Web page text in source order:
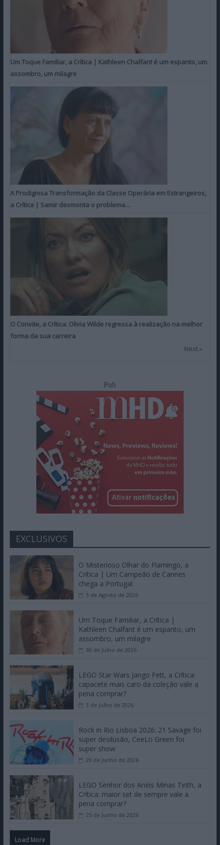
Um Toque Familiar, a Crítica | Kathleen Chalfant é um espanto, um
assombro, um milagre
A Prodigiosa Transformação da Classe Operária em Estrangeiros,
a Crítica | Samir desmonta o problema…
O Convite, a Crítica: Olivia Wilde regressa à realização na melhor
forma da sua carreira
Next »
Pub
EXCLUSIVOS
O Misterioso Olhar do Flamingo, a
Crítica | Um Campeão de Cannes
chega a Portugal
3 de Agosto de 2026
Um Toque Familiar, a Crítica |
Kathleen Chalfant é um espanto, um
assombro, um milagre
30 de Julho de 2026
LEGO Star Wars Jango Fett, a Crítica:
capacete mais caro da coleção vale a
pena comprar?
3 de Julho de 2026
Rock in Rio Lisboa 2026: 21 Savage foi
super desilusão, CeeLo Green foi
super show
29 de Junho de 2026
LEGO Senhor dos Anéis Minas Tirith, a
Crítica: maior set de sempre vale a
pena comprar?
25 de Junho de 2026
Load More